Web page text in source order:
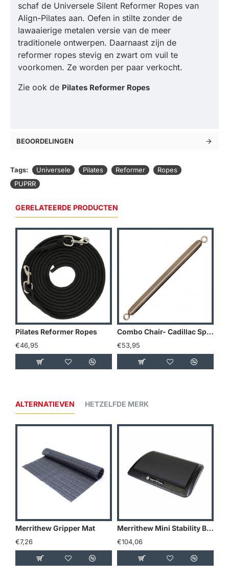
schaf de Universele Silent Reformer Ropes van
Align-Pilates aan. Oefen in stilte zonder de
lawaaierige metalen versie van de meer
traditionele ontwerpen. Daarnaast zijn de
reformer ropes stevig en zwart om vuil te
voorkomen. Ze worden per paar verkocht.
Zie ook de Pilates Reformer Ropes
BEOORDELINGEN
Tags: Universele Pilates Reformer
Ropes
PUPRR
GERELATEERDE PRODUCTEN
Pilates Reformer Ropes
€46,95
Combo Chair- Cadillac Spring 47 cm – Extra Strong
€53,95
ALTERNATIEVEN HETZELFDE MERK
Merrithew Gripper Mat
€7,26
Merrithew Mini Stability Barrel Lite
€104,06